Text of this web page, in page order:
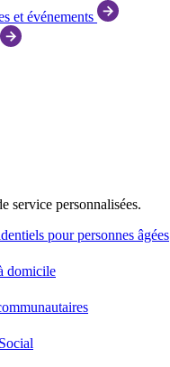
et événements
service personnalisées.
pour personnes âgées
domicile